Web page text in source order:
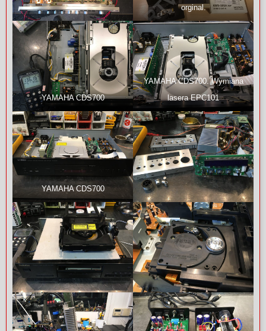
orginal.
YAMAHA CDS700
YAMAHA CDS700. Wymiana
lasera EPC101
YAMAHA CDS700